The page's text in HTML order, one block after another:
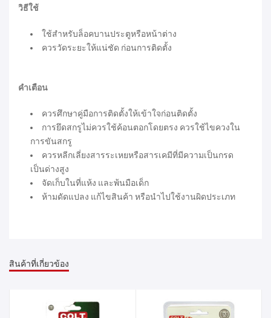
วิธีใช้
ใช้สำหรับล็อคบานประตูหรือหน้าต่าง
ควรวัดระยะให้แน่ชัด ก่อนการติดตั้ง
คำเตือน
ควรศึกษาคู่มือการติดตั้งให้เข้าใจก่อนติดตั้ง
การยึดสกรูไม่ควรใช้ค้อนตอกโดยตรง ควรใช้ไขควงใน
การขันสกรู
ควรหลีกเลี่ยงสารระเหยหรือสารเคมีที่มีความเป็นกรด
เป็นด่างสูง
จัดเก็บในที่แห้ง และพ้นมือเด็ก
ห้ามดัดแปลง แก้ไขสินค้า หรือนำไปใช้งานผิดประเภท
สินค้าที่เกี่ยวข้อง